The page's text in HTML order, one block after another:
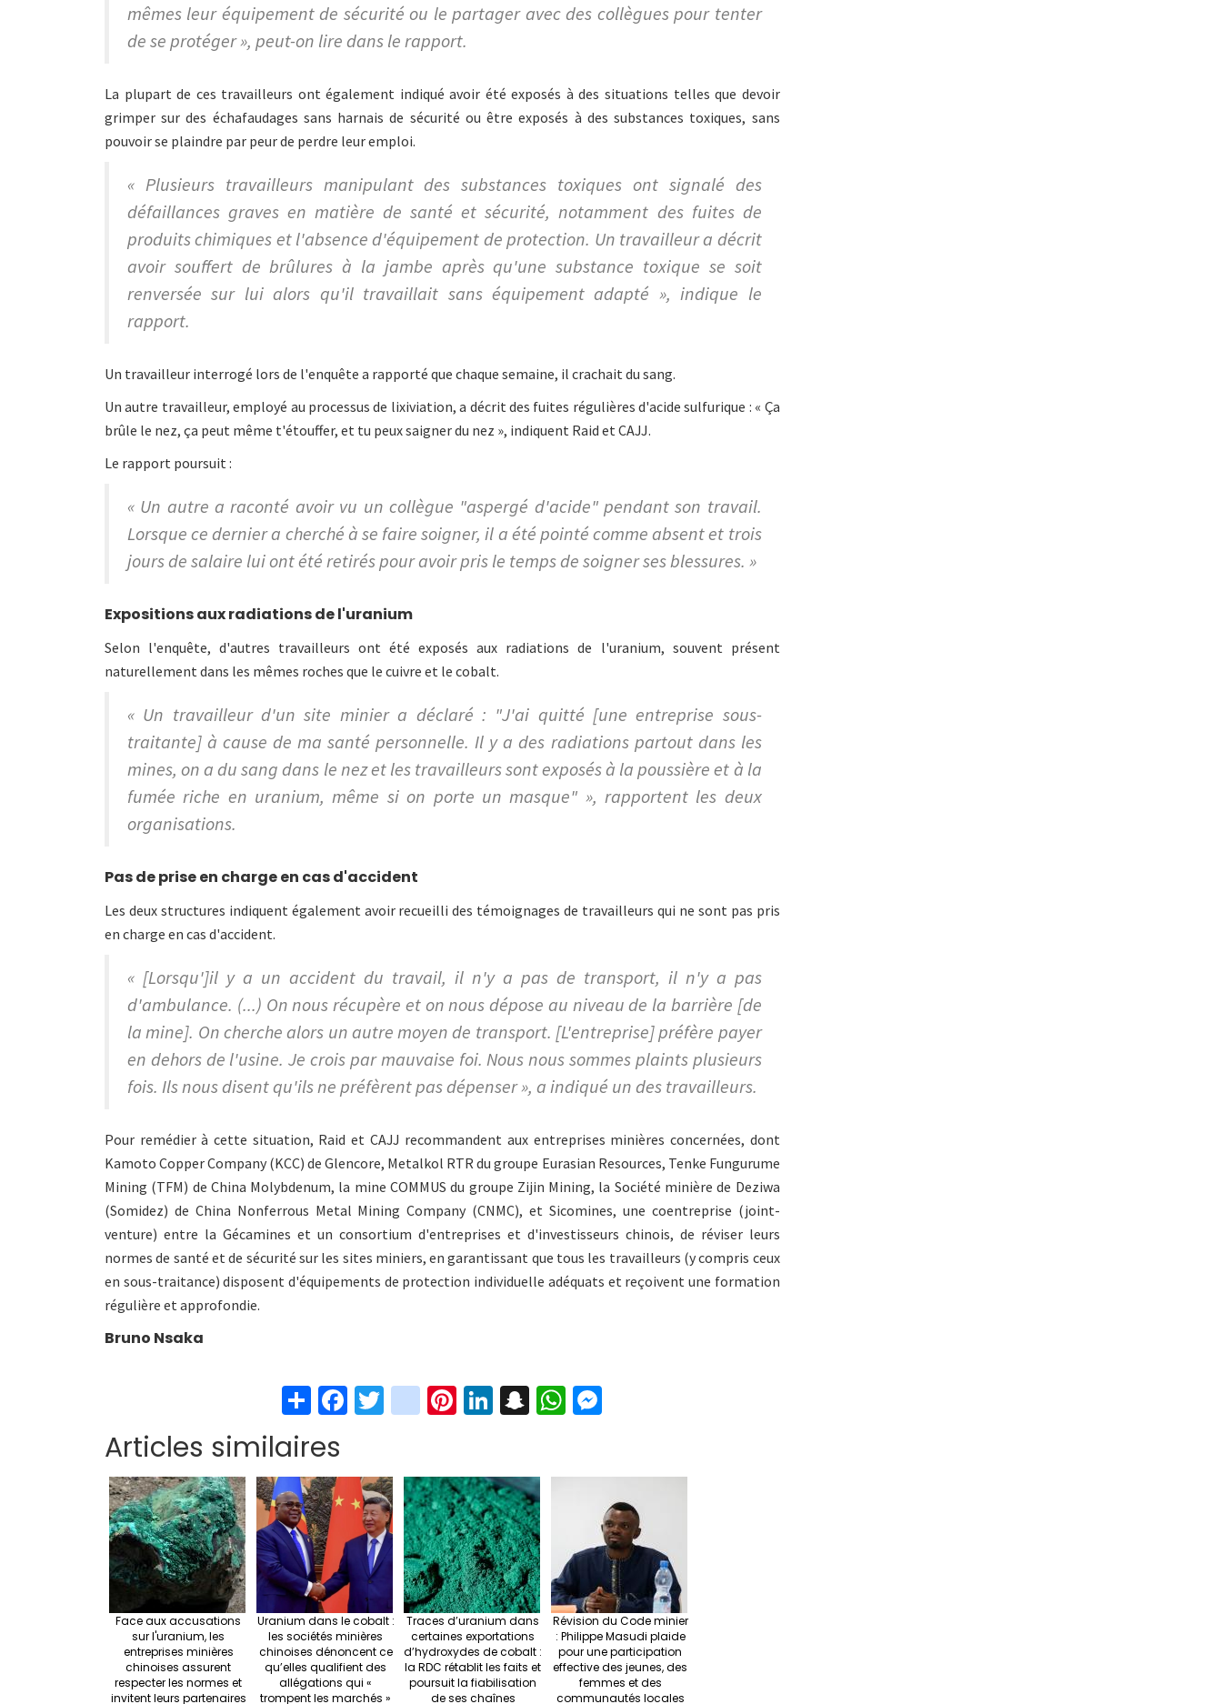
mêmes leur équipement de sécurité ou le partager avec des collègues pour tenter
de se protéger », peut-on lire dans le rapport.
La plupart de ces travailleurs ont également indiqué avoir été exposés à des situations telles que devoir
grimper sur des échafaudages sans harnais de sécurité ou être exposés à des substances toxiques, sans
pouvoir se plaindre par peur de perdre leur emploi.
« Plusieurs travailleurs manipulant des substances toxiques ont signalé des
défaillances graves en matière de santé et sécurité, notamment des fuites de
produits chimiques et l'absence d'équipement de protection. Un travailleur a décrit
avoir souffert de brûlures à la jambe après qu'une substance toxique se soit
renversée sur lui alors qu'il travaillait sans équipement adapté », indique le
rapport.
Un travailleur interrogé lors de l'enquête a rapporté que chaque semaine, il crachait du sang.
Un autre travailleur, employé au processus de lixiviation, a décrit des fuites régulières d'acide sulfurique : « Ça
brûle le nez, ça peut même t'étouffer, et tu peux saigner du nez », indiquent Raid et CAJJ.
Le rapport poursuit :
« Un autre a raconté avoir vu un collègue "aspergé d'acide" pendant son travail.
Lorsque ce dernier a cherché à se faire soigner, il a été pointé comme absent et trois
jours de salaire lui ont été retirés pour avoir pris le temps de soigner ses blessures. »
Expositions aux radiations de l'uranium
Selon l'enquête, d'autres travailleurs ont été exposés aux radiations de l'uranium, souvent présent
naturellement dans les mêmes roches que le cuivre et le cobalt.
« Un travailleur d'un site minier a déclaré : "J'ai quitté [une entreprise sous-
traitante] à cause de ma santé personnelle. Il y a des radiations partout dans les
mines, on a du sang dans le nez et les travailleurs sont exposés à la poussière et à la
fumée riche en uranium, même si on porte un masque" », rapportent les deux
organisations.
Pas de prise en charge en cas d'accident
Les deux structures indiquent également avoir recueilli des témoignages de travailleurs qui ne sont pas pris
en charge en cas d'accident.
« [Lorsqu']il y a un accident du travail, il n'y a pas de transport, il n'y a pas
d'ambulance. (...) On nous récupère et on nous dépose au niveau de la barrière [de
la mine]. On cherche alors un autre moyen de transport. [L'entreprise] préfère payer
en dehors de l'usine. Je crois par mauvaise foi. Nous nous sommes plaints plusieurs
fois. Ils nous disent qu'ils ne préfèrent pas dépenser », a indiqué un des travailleurs.
Pour remédier à cette situation, Raid et CAJJ recommandent aux entreprises minières concernées, dont
Kamoto Copper Company (KCC) de Glencore, Metalkol RTR du groupe Eurasian Resources, Tenke Fungurume
Mining (TFM) de China Molybdenum, la mine COMMUS du groupe Zijin Mining, la Société minière de Deziwa
(Somidez) de China Nonferrous Metal Mining Company (CNMC), et Sicomines, une coentreprise (joint-
venture) entre la Gécamines et un consortium d'entreprises et d'investisseurs chinois, de réviser leurs
normes de santé et de sécurité sur les sites miniers, en garantissant que tous les travailleurs (y compris ceux
en sous-traitance) disposent d'équipements de protection individuelle adéquats et reçoivent une formation
régulière et approfondie.
Bruno Nsaka
S
h
ar
e
Fa
ce
o
o
k
T
wi
er
in
st
ra
m
Pi
nt
es
t
Li
n
dI
n
S
n
pc
h
at
W
h
sA
p
n
ge
r
Articles similaires
Face aux accusations
sur l'uranium, les
entreprises minières
chinoises assurent
respecter les normes et
invitent leurs partenaires
Uranium dans le cobalt :
les sociétés minières
chinoises dénoncent ce
qu’elles qualifient des
allégations qui «
trompent les marchés »
Traces d’uranium dans
certaines exportations
d’hydroxydes de cobalt :
la RDC rétablit les faits et
poursuit la fiabilisation
de ses chaînes
Révision du Code minier
: Philippe Masudi plaide
pour une participation
effective des jeunes, des
femmes et des
communautés locales